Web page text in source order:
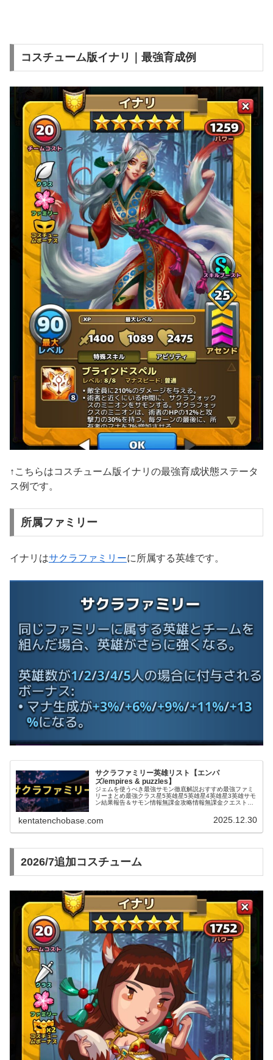
コスチューム版イナリ｜最強育成例
↑こちらはコスチューム版イナリの最強育成状態ステータ
ス例です。
所属ファミリー
イナリはサクラファミリーに所属する英雄です。
サクラファミリー英雄リスト【エンパ
ズ/empires & puzzles】
ジェムを使うべき最強サモン徹底解説おすすめ最強ファミ
リーまとめ最強クラス星5英雄星5英雄星4英雄星3英雄サモ
ン結果報告＆サモン情報無課金攻略情報無課金クエスト攻
kentatenchobase.com 2025.12.30
2026/7追加コスチューム